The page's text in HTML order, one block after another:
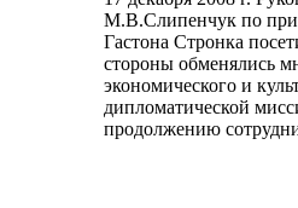
М.В.Слипенчук по
Гастона Стронка
стороны обменялись
экономического и
дипломатической
продолжению